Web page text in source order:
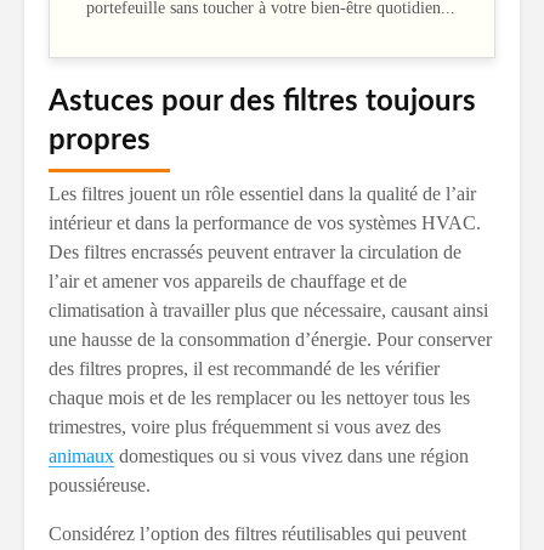
portefeuille sans toucher à votre bien-être quotidien...
Astuces pour des filtres toujours
propres
Les filtres jouent un rôle essentiel dans la qualité de l’air
intérieur et dans la performance de vos systèmes HVAC.
Des filtres encrassés peuvent entraver la circulation de
l’air et amener vos appareils de chauffage et de
climatisation à travailler plus que nécessaire, causant ainsi
une hausse de la consommation d’énergie. Pour conserver
des filtres propres, il est recommandé de les vérifier
chaque mois et de les remplacer ou les nettoyer tous les
trimestres, voire plus fréquemment si vous avez des
animaux domestiques ou si vous vivez dans une région
poussiéreuse.
Considérez l’option des filtres réutilisables qui peuvent